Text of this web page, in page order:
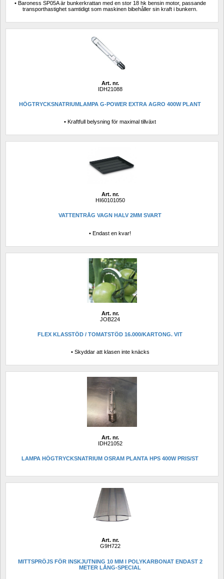
• Baroness SP05A är bunkerkrattan med en stor 18 hk bensin motor, passande
transporthastighet samtidigt som maskinen bibehåller sin kraft i bunkern.
Art. nr.
IDH21088
HÖGTRYCKSNATRIUMLAMPA G-POWER EXTRA AGRO 400W PLANT
• Kraftfull belysning för maximal tillväxt
Art. nr.
HI60101050
VATTENTRÅG VAGN HALV 2MM SVART
• Endast en kvar!
Art. nr.
JOB224
FLEX KLASSTÖD / TOMATSTÖD 16.000/KARTONG. VIT
• Skyddar att klasen inte knäcks
Art. nr.
IDH21052
LAMPA HÖGTRYCKSNATRIUM OSRAM PLANTA HPS 400W PRIS/ST
Art. nr.
G9H722
MITTSPRÖJS FÖR INSKJUTNING 10 MM I POLYKARBONAT ENDAST 2
METER LÅNG-SPECIAL